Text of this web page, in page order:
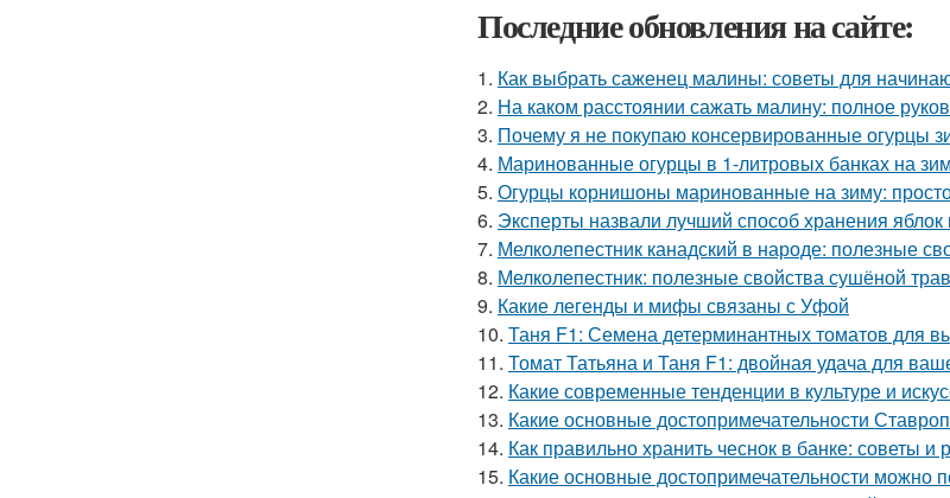
Последние обновления на сайте:
1. Как выбрать саженец малины: советы для
2. На каком расстоянии сажать малину: полное
3. Почему я не покупаю консервированные огурцы
4. Маринованные огурцы в 1-литровых банках на
5. Огурцы корнишоны маринованные на зиму:
6. Эксперты назвали лучший способ хранения яблок
7. Мелколепестник канадский в народе: полезные
8. Мелколепестник: полезные свойства сушёной
9. Какие легенды и мифы связаны с Уфой
10. Таня F1: Семена детерминантных томатов для
11. Томат Татьяна и Таня F1: двойная удача для
12. Какие современные тенденции в культуре и
13. Какие основные достопримечательности
14. Как правильно хранить чеснок в банке: советы и
15. Какие основные достопримечательности можно